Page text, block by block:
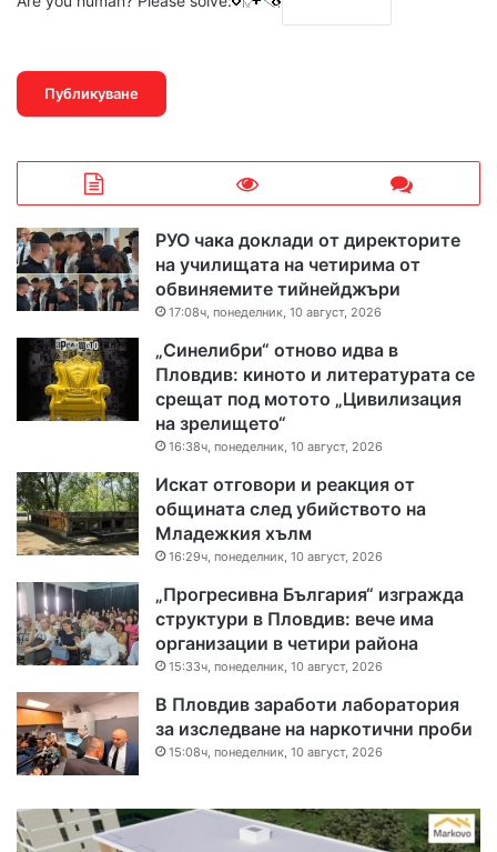
РУО чака доклади от директорите
на училищата на четирима от
обвиняемите тийнейджъри
17:08ч, понеделник, 10 август, 2026
„Синелибри“ отново идва в
Пловдив: киното и литературата се
срещат под мотото „Цивилизация
на зрелището“
16:38ч, понеделник, 10 август, 2026
Искат отговори и реакция от
общината след убийството на
Младежкия хълм
16:29ч, понеделник, 10 август, 2026
„Прогресивна България“ изгражда
структури в Пловдив: вече има
организации в четири района
15:33ч, понеделник, 10 август, 2026
В Пловдив заработи лаборатория
за изследване на наркотични проби
15:08ч, понеделник, 10 август, 2026